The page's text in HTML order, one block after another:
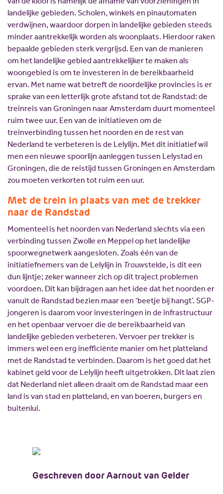
landelijke gebieden. Scholen, winkels en pinautomaten
verdwijnen, waardoor dorpen in landelijke gebieden steeds
minder aantrekkelijk worden als woonplaats. Hierdoor raken
bepaalde gebieden sterk vergrijsd. Een van de manieren
om het landelijke gebied aantrekkelijker te maken als
woongebied is om te investeren in de bereikbaarheid
ervan. Met name wat betreft de noordelijke provincies is er
sprake van een letterlijk grote afstand tot de Randstad: de
treinreis van Groningen naar Amsterdam duurt momenteel
ruim twee uur. Een van de initiatieven om de
treinverbinding tussen het noorden en de rest van
Nederland te verbeteren is de Lelylijn. Met dit initiatief wil
men een nieuwe spoorlijn aanleggen tussen Lelystad en
Groningen, die de reistijd tussen Groningen en Amsterdam
zou moeten verkorten tot ruim een uur.
Met de trein in plaats van met de trekker
naar de Randstad
Momenteel is het noorden van Nederland slechts via een
verbinding tussen Zwolle en Meppel op het landelijke
spoorwegnetwerk aangesloten. Zoals één van de
initiatiefnemers van de Lelylijn in Trouwstelde, is dit een
dun lijntje; zeker wanneer zich op dit traject problemen
voordoen. Dit kan bijdragen aan het idee dat het noorden er
vanuit de Randstad bezien maar een ‘beetje bij hangt’. SGP-
jongeren is daarom voor investeringen in de infrastructuur
en het openbaar vervoer die de bereikbaarheid van
landelijke gebieden verbeteren. Vervoer per trekker is
immers wel een erg inefficiënte manier om het platteland
met de Randstad te verbinden. Daarom is het goed dat het
kabinet geld voor de Lelylijn heeft uitgetrokken. Dit laat zien
dat Nederland niet alleen draait om de Randstad maar een
land is van stad en platteland, en van boeren, burgers en
buitenlui.
Geschreven door Aarnout van Gelder